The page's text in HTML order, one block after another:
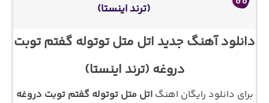
(ترند اینستا)
دانلود آهنگ جدید اتل متل توتوله گفتم توبت
دروغه (ترند اینستا)
برای دانلود رایگان اهنگاتل متل توتوله گفتم توبت دروغه